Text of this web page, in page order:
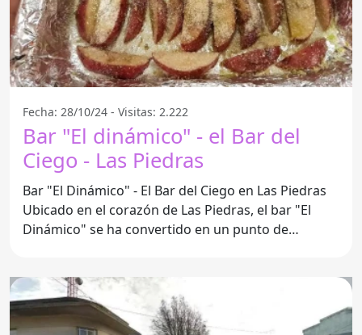
Fecha: 28/10/24 - Visitas: 2.222
Bar "El dinámico" - el Bar del
Ciego - Las Piedras
Bar "El Dinámico" - El Bar del Ciego en Las Piedras
Ubicado en el corazón de Las Piedras, el bar "El
Dinámico" se ha convertido en un punto de